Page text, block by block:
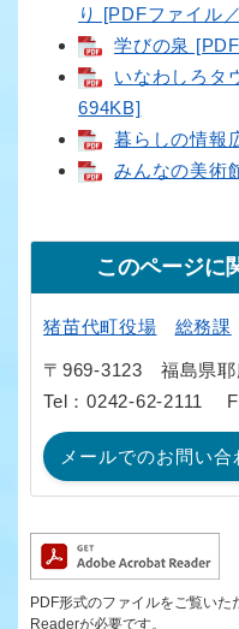
り [PDFファイル
学びの泉
いなわしろタ
694KB]
暮らしの情報
みんなの美術
このページに
猪苗代町役場 総務課
〒969-3123
福島県
Tel：0242-62-2111
メールでのお問い合
PDF形式のファイルをご覧い
Readerが必要です。